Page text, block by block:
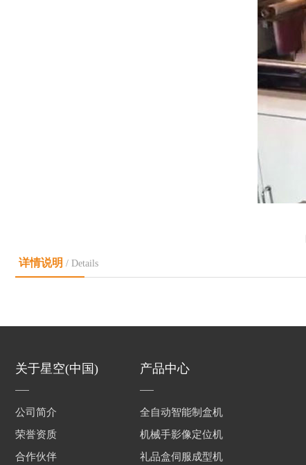
详情说明 / Details
关于星空(中国)
公司简介
荣誉资质
合作伙伴
产品中心
全自动智能制盒机
机械手影像定位机
礼品盒伺服成型机